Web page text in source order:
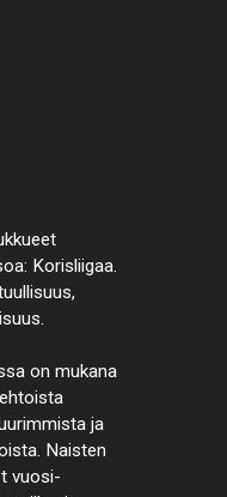
Korisliigaa.
on mukana
ja
Naisten
vuosi­